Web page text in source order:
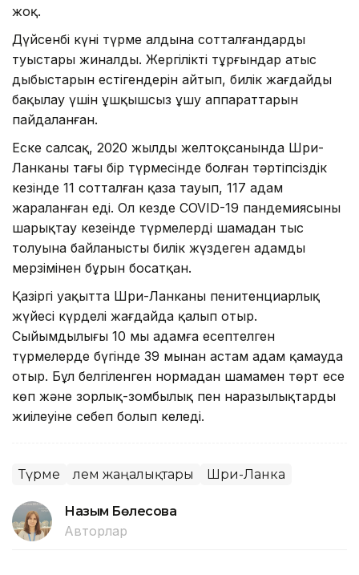
жоқ.
Дүйсенбі күні түрме алдына сотталғандардың
туыстары жиналды. Жергілікті тұрғындар атыс
дыбыстарын естігендерін айтып, билік жағдайды
бақылау үшін ұшқышсыз ұшу аппараттарын
пайдаланған.
Еске салсақ, 2020 жылдың желтоқсанында Шри-
Ланканың тағы бір түрмесінде болған тәртіпсіздік
кезінде 11 сотталған қаза тауып, 117 адам
жараланған еді. Ол кезде COVID-19 пандемиясының
шарықтау кезеңінде түрмелердің шамадан тыс
толуына байланысты билік жүздеген адамды
мерзімінен бұрын босатқан.
Қазіргі уақытта Шри-Ланканың пенитенциарлық
жүйесі күрделі жағдайда қалып отыр.
Сыйымдылығы 10 мың адамға есептелген
түрмелерде бүгінде 39 мыңнан астам адам қамауда
отыр. Бұл белгіленген нормадан шамамен төрт есе
көп және зорлық-зомбылық пен наразылықтардың
жиілеуіне себеп болып келеді.
Түрме Әлем жаңалықтары Шри-Ланка
Назым Бөлесова
Авторлар